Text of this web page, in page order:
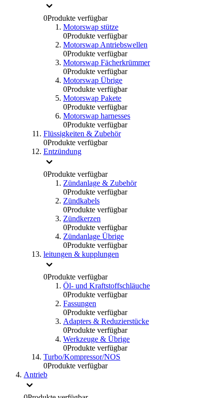
0Produkte verfügbar
Motorswap stütze
0Produkte verfügbar
Motorswap Antriebswellen
0Produkte verfügbar
Motorswap Fächerkrümmer
0Produkte verfügbar
Motorswap Übrige
0Produkte verfügbar
Motorswap Pakete
0Produkte verfügbar
Motorswap harnesses
0Produkte verfügbar
Flüssigkeiten & Zubehör
0Produkte verfügbar
Entzündung
0Produkte verfügbar
Zündanlage & Zubehör
0Produkte verfügbar
Zündkabels
0Produkte verfügbar
Zündkerzen
0Produkte verfügbar
Zündanlage Übrige
0Produkte verfügbar
leitungen & kupplungen
0Produkte verfügbar
Öl- und Kraftstoffschläuche
0Produkte verfügbar
Fassungen
0Produkte verfügbar
Adapters & Reduzierstücke
0Produkte verfügbar
Werkzeuge & Übrige
0Produkte verfügbar
Turbo/Kompressor/NOS
0Produkte verfügbar
Antrieb